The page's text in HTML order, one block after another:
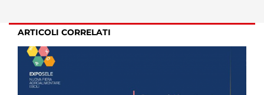
ARTICOLI CORRELATI